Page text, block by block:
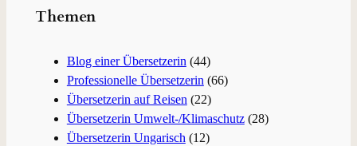
Themen
Blog einer Übersetzerin (44)
Professionelle Übersetzerin (66)
Übersetzerin auf Reisen (22)
Übersetzerin Umwelt-/Klimaschutz(28)
Übersetzerin Ungarisch (12)